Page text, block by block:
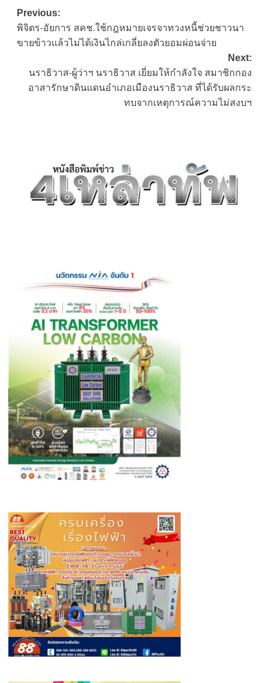
Post
navigation
Previous:
พิจิตร-อัยการ สคช.ใช้กฎหมายเจรจาทวงหนี้ช่วยชาวนา
ขายข้าวแล้วไม่ได้เงินไกล่เกลี่ยลงตัวยอมผ่อนจ่าย
Next:
นราธิวาส-ผู้ว่าฯ นราธิวาส เยี่ยมให้กำลังใจ สมาชิกกอง
อาสารักษาดินแดนอำเภอเมืองนราธิวาส ที่ได้รับผลกระ
ทบจากเหตุการณ์ความไม่สงบฯ